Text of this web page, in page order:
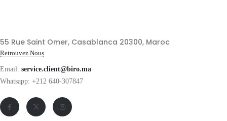
55 Rue Saint Omer, Casablanca 20300, Maroc
Retrouvez Nous
Email: service.client@biro.ma
Whatsapp: +212 640-307847